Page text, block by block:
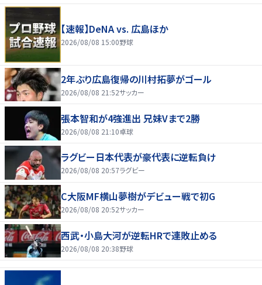
【速報】DeNA vs. 広島ほか
2026/08/08 15:00野球
2年ぶり広島復帰の川村拓夢がゴール
2026/08/08 21:52サッカー
張本智和が4強進出 兄妹Vまで2勝
2026/08/08 21:10卓球
ラグビー日本代表が豪代表に逆転負け
2026/08/08 20:57ラグビー
C大阪MF横山夢樹がデビュー戦で初G
2026/08/08 20:52サッカー
西武・小島大河が逆転HRで連敗止める
2026/08/08 20:38野球